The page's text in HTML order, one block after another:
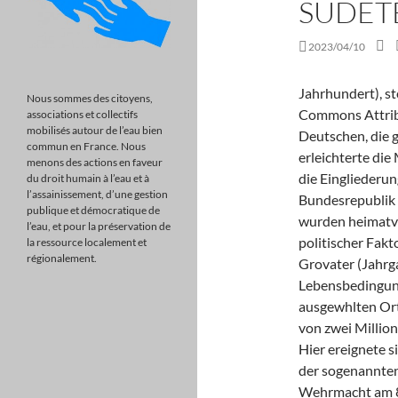
2023/04/10
Jahrhundert), sterreichische Geschichte (Besatzungszeit), Creative Commons Attribution/Share Alike, Das Fehlen von Millionen Deutschen, die grtenteils antikommunistisch eingestellt waren, erleichterte die Machtbernahme durch die Kommunisten 1948 und die Eingliederung der Tschechoslowakei in den, In der Bundesrepublik Deutschland, in geringerem Ausma auch in sterreich, wurden heimatvertriebene Sudetendeutsche fr lange Zeit ein politischer Faktor: Ein Teil der Vertriebenen bzw. Heuteist mein Grovater (Jahrgang 1937) 81 Jahre alt und erfreut sich besten Lebensbedingungen und bester Gesundheit. Jahrhunderts der ausgewhlten Orte. Alle wichtigen Sendergruppen inkl. Das Ergebnis von zwei Millionen Bomben, die im Zweiten Weltkrieg niedergingen. Hier ereignete sich 1945 ein Massaker an Deutschen. ): Besetzung der sogenannten Rest-Tschechei, bedingungslosen Kapitulation der Wehrmacht am 8. Mehr als 60.000 Flchtlinge aus den ehemaligen Ostgebieten trafen allein 1945 in der Neiestadt ein. Sie knnen sich die Listen in digitalisierter Form ansehen bzw. E-Mail: heimatgruppe-glueckauf@t-online.de, Eintrag im Vereinsregister: Amtsgericht Augsburg Nr. Mai 2015 zum wiederholten Mal in Brnn ein Gedenkmarsch veranstaltet. PragMnchen, 18. Gibt es ausser mir auch Interessenten ber eine Transportliste? Mai 1939 56.201 Einwohner. Vysdlen, odsun i vyhnn Nmc z eskoslovenska) betraf bis zu drei Millionen Deutsche aus der Tschechoslowakei in den Jahren 1945 und 1946. In einem Rechtsgutachten, das im Auftrag der Bayerischen Staatsregierung 1991 erstellt wurde, verurteilte der UN-Vlkerrechtsberater Felix Ermacora die Vertreibungen ausdrcklich. Als Einfhrung in das Thema empfehle ich immer "Die Vertreibung: Bhmen als Lehrstck" von Peter Glotz. Auf der Konferenz soll die Nachkriegsordnung bestimmt werden. Heimatgruppe "Glck auf"- Freunde des Heimatmuseums Stadt und Landkreis Neudek in Augsburg e.V. Die berfhrungen fanden ab 1946 tatschlich statt. Regionalseiten offline. Gerhrt schildert Wehrmachtssoldat Herbert Wetzig (1914 bis 1942) in seinem Tagebuch den begeisterten Empfang, den die sudetendeutsche Bevlkerung Hitlers Soldaten bereitete, als diese zwischen dem 1. und 10. Damals Raum des Grenzgebiets zw. Wir Kinder saen da um sie herum, sie lag da tot, wir haben es gar nicht gemerkt. zum Bericht.
Nous sommes des citoyens,
associations et collectifs
mobilisés autour de l’eau bien
commun en France. Nous
menons des actions en faveur
du droit humain à l’eau et à
l’assainissement, d’une gestion
publique et démocratique de
l’eau, et pour la préservation de
la ressource localement et
régionalement.